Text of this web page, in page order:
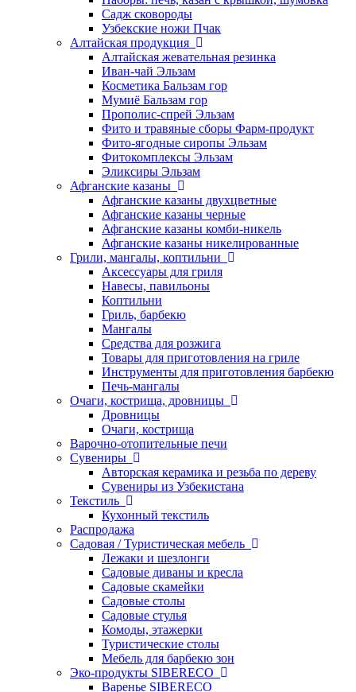
Садж сковороды
Узбекские ножи Пчак
Алтайская продукция
Алтайская жевательная резинка
Иван-чай Эльзам
Косметика Бальзам гор
Мумиё Бальзам гор
Прополис-спрей Эльзам
Фито и травяные сборы Фарм-продукт
Фито-ягодные сиропы Эльзам
Фитокомплексы Эльзам
Эликсиры Эльзам
Афганские казаны
Афганские казаны двухцветные
Афганские казаны черные
Афганские казаны комби-никель
Афганские казаны никелированные
Грили, мангалы, коптильни
Аксессуары для гриля
Навесы, павильоны
Коптильни
Гриль, барбекю
Мангалы
Средства для розжига
Товары для приготовления на гриле
Инструменты для приготовления барбекю
Печь-мангалы
Очаги, кострища, дровницы
Дровницы
Очаги, кострища
Варочно-отопительные печи
Сувениры
Авторская керамика и резьба по дереву
Сувениры из Узбекистана
Текстиль
Кухонный текстиль
Распродажа
Садовая / Туристическая мебель
Лежаки и шезлонги
Садовые диваны и кресла
Садовые скамейки
Садовые столы
Садовые стулья
Комоды, этажерки
Туристические столы
Мебель для барбекю зон
Эко-продукты SIBERECO
Варенье SIBERECO